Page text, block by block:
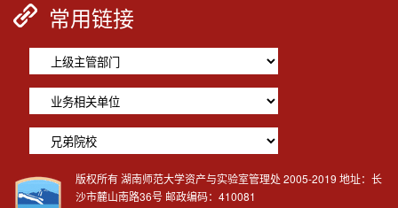
常用链接
版权所有 湖南师范大学资产与实验室管理处 2005-2019 地址：长
沙市麓山南路36号 邮政编码：410081